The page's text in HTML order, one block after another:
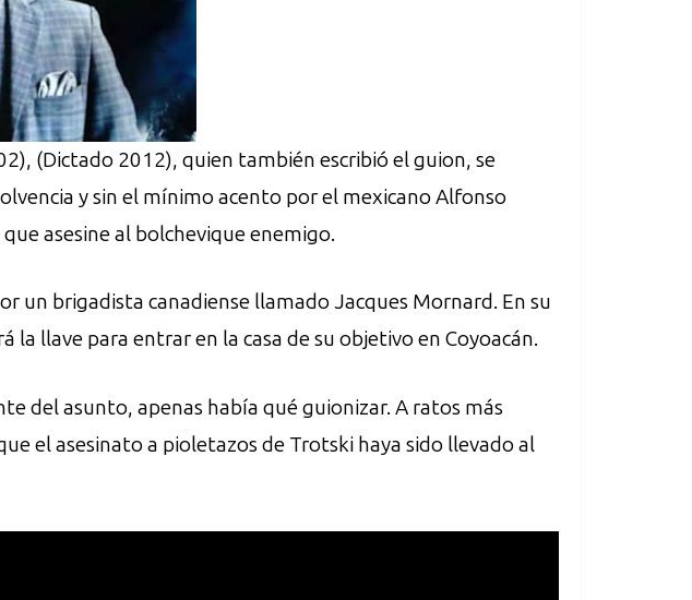
(Dictado 2012), quien también escribió el guion, se
y sin el mínimo acento por el mexicano Alfonso
asesine al bolchevique enemigo.
un brigadista canadiense llamado Jacques Mornard. En su
llave para entrar en la casa de su objetivo en Coyoacán.
del asunto, apenas había qué guionizar. A ratos más
el asesinato a pioletazos de Trotski haya sido llevado al